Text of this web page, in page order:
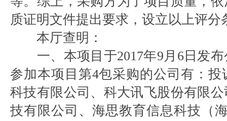
质证明文件提出要求，设立以上评分
本厅查明：
一、本项目于2017年9月6日发
参加本项目第4包采购的公司有：
科技有限公司、科大讯飞股份有限
技有限公司、海思教育信息科技（